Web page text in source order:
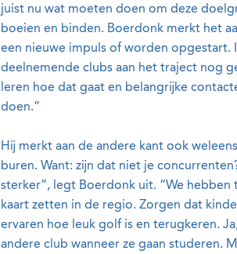
juist nu wat moeten doen om deze
boeien en binden. Boerdonk merkt het
een nieuwe impuls of worden opgestart.
deelnemende clubs aan het traject nog
leren hoe dat gaat en belangrijke
doen.”
Hij merkt aan de andere kant ook
buren. Want: zijn dat niet je
sterker”, legt Boerdonk uit. “We
kaart zetten in de regio. Zorgen dat
ervaren hoe leuk golf is en terugkeren.
andere club wanneer ze gaan studeren.